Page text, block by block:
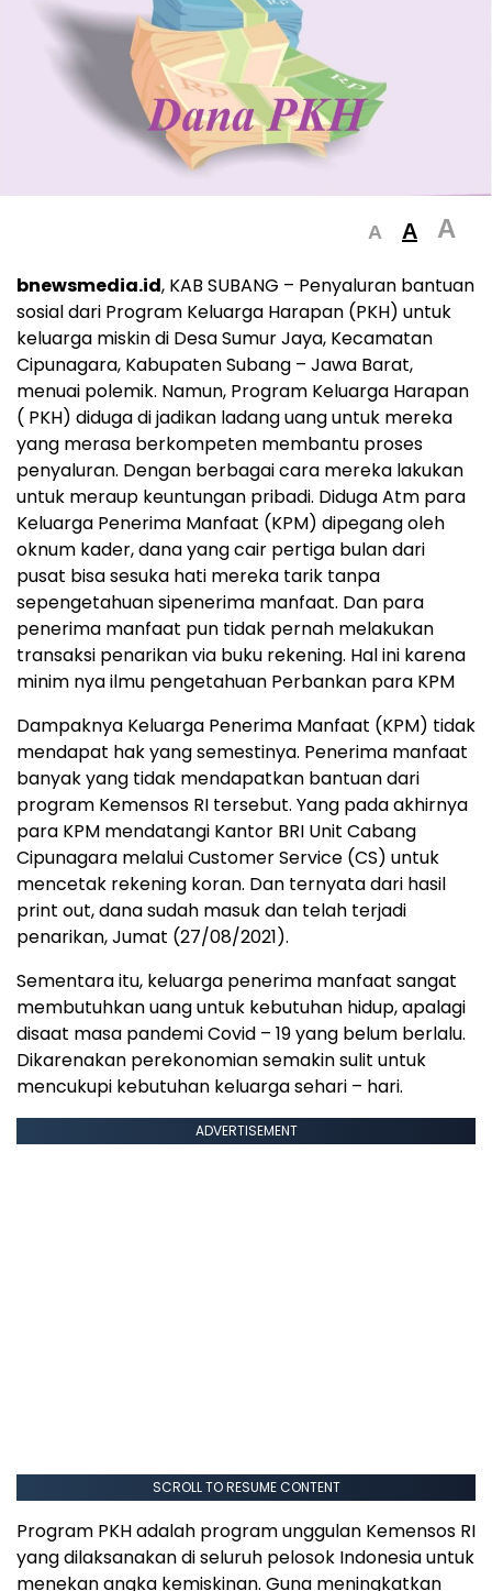
A A A
bnewsmedia.id, KAB SUBANG – Penyaluran bantuan
sosial dari Program Keluarga Harapan (PKH) untuk
keluarga miskin di Desa Sumur Jaya, Kecamatan
Cipunagara, Kabupaten Subang – Jawa Barat,
menuai polemik. Namun, Program Keluarga Harapan
( PKH) diduga di jadikan ladang uang untuk mereka
yang merasa berkompeten membantu proses
penyaluran. Dengan berbagai cara mereka lakukan
untuk meraup keuntungan pribadi. Diduga Atm para
Keluarga Penerima Manfaat (KPM) dipegang oleh
oknum kader, dana yang cair pertiga bulan dari
pusat bisa sesuka hati mereka tarik tanpa
sepengetahuan sipenerima manfaat. Dan para
penerima manfaat pun tidak pernah melakukan
transaksi penarikan via buku rekening. Hal ini karena
minim nya ilmu pengetahuan Perbankan para KPM
Dampaknya Keluarga Penerima Manfaat (KPM) tidak
mendapat hak yang semestinya. Penerima manfaat
banyak yang tidak mendapatkan bantuan dari
program Kemensos RI tersebut. Yang pada akhirnya
para KPM mendatangi Kantor BRI Unit Cabang
Cipunagara melalui Customer Service (CS) untuk
mencetak rekening koran. Dan ternyata dari hasil
print out, dana sudah masuk dan telah terjadi
penarikan, Jumat (27/08/2021).
Sementara itu, keluarga penerima manfaat sangat
membutuhkan uang untuk kebutuhan hidup, apalagi
disaat masa pandemi Covid – 19 yang belum berlalu.
Dikarenakan perekonomian semakin sulit untuk
mencukupi kebutuhan keluarga sehari – hari.
ADVERTISEMENT
SCROLL TO RESUME CONTENT
Program PKH adalah program unggulan Kemensos RI
yang dilaksanakan di seluruh pelosok Indonesia untuk
menekan angka kemiskinan. Guna meningkatkan